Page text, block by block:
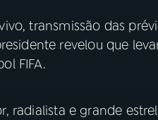
transmissão das
revelou que
FIFA.
radialista e grande